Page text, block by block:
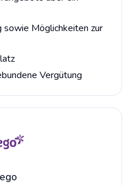
Möglichkeiten zur
Vergütung